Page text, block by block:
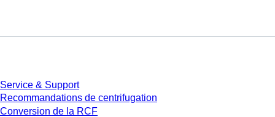
Service & Support
Recommandations de centrifugation
Conversion de la RCF